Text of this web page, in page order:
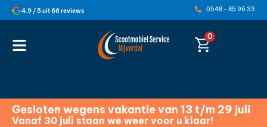
4.9 / 5 uit 66 reviews 0548 - 85 96 33
0
Gesloten wegens vakantie van 13 t/m 29 juli
Vanaf 30 juli staan we weer voor u klaar!